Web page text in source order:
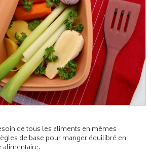
de tous les aliments en mêmes
de base pour manger équilibré en
alimentaire.